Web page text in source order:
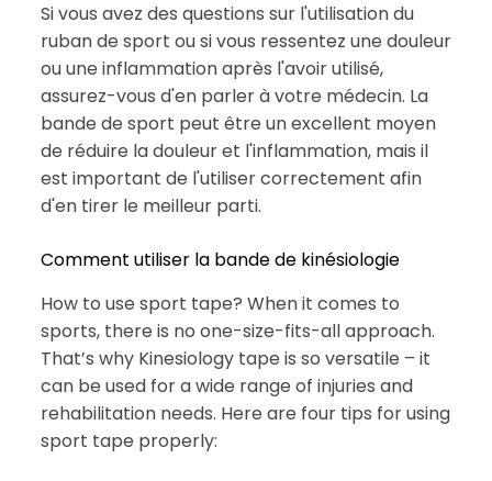
Si vous avez des questions sur l'utilisation du
ruban de sport ou si vous ressentez une douleur
ou une inflammation après l'avoir utilisé,
assurez-vous d'en parler à votre médecin. La
bande de sport peut être un excellent moyen
de réduire la douleur et l'inflammation, mais il
est important de l'utiliser correctement afin
d'en tirer le meilleur parti.
Comment utiliser la bande de kinésiologie
How to use sport tape? When it comes to
sports, there is no one-size-fits-all approach.
That’s why Kinesiology tape is so versatile – it
can be used for a wide range of injuries and
rehabilitation needs. Here are four tips for using
sport tape properly: